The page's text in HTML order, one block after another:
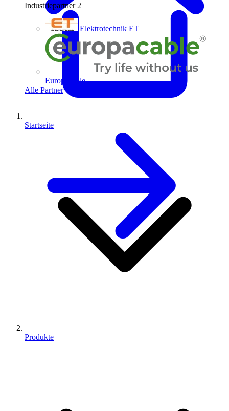
Industriepartner 2
Elektrotechnik ET
Europacable
Alle Partner
Startseite
Produkte